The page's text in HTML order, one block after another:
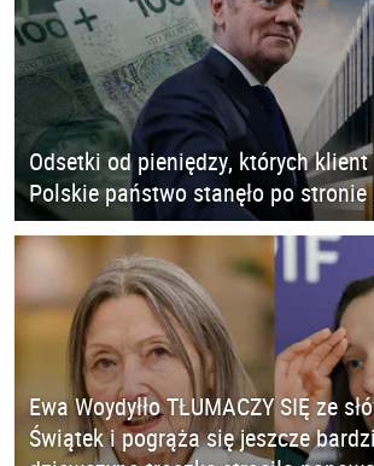
Odsetki od pieniędzy, których klient
Polskie państwo stanęło po
Ewa Woydyłło TŁUMACZY SIĘ ze
Świątek i pogrąża się jeszcze